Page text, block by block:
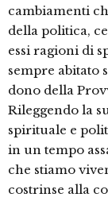
cambiamenti
della politica,
essi ragioni di
sempre abitato
dono della
Rileggendo la
spirituale e
in un tempo
che stiamo
costrinse alla